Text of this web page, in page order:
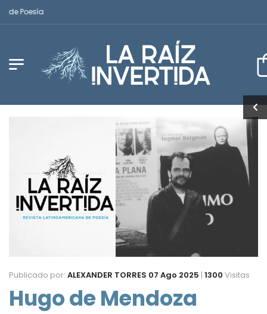
Poesía
Publicado por: ALEXANDER TORRES 07 Ago 2025 | 1300 Visitas
Hugo de Mendoza